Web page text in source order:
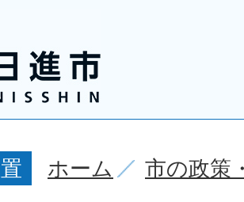
ホーム 市の政策